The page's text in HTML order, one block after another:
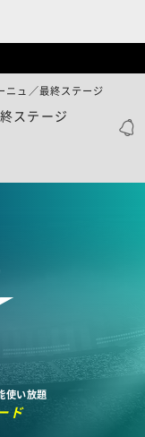
ステージ
ュ／最終ステージ
使い放題
ド